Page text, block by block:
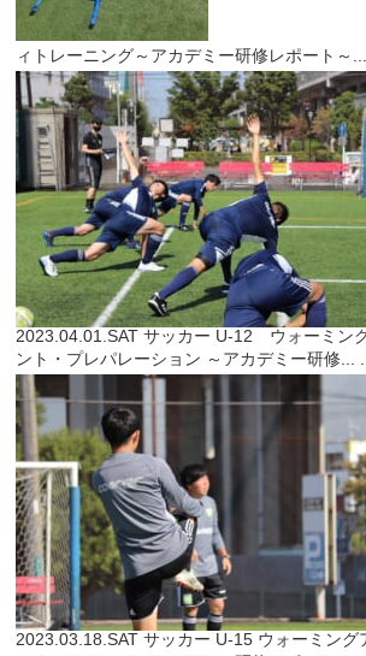
ィトレーニング～アカデミー研修レポート～...
2023.04.01.SAT サッカー U-12 ウォーミン
ント・プレパレーション ～アカデミー研修...
2023.03.18.SAT サッカー U-15 ウォーミング